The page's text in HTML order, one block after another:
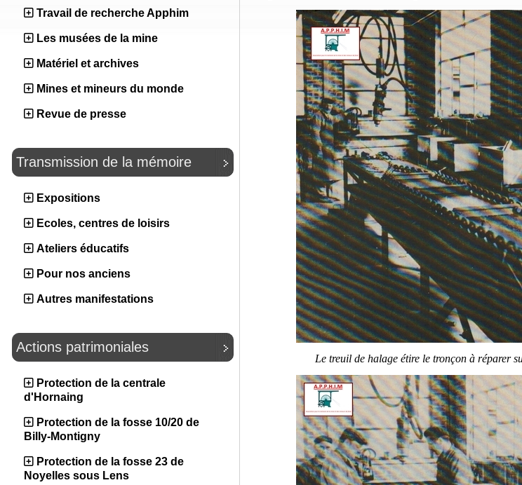
Travail de recherche Apphim
Les musées de la mine
Matériel et archives
Mines et mineurs du monde
Revue de presse
Transmission de la mémoire
Expositions
Ecoles, centres de loisirs
Ateliers éducatifs
Pour nos anciens
Autres manifestations
Actions patrimoniales
Protection de la centrale
d'Hornaing
Protection de la fosse 10/20 de
Billy-Montigny
Protection de la fosse 23 de
Noyelles sous Lens
Le treuil de halage étire le tronçon à réparer